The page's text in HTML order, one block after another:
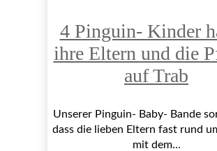
4 Pinguin- Kinder
ihre Eltern und die
auf Trab
Unserer Pinguin- Baby- Bande
dass die lieben Eltern fast rund
mit dem...